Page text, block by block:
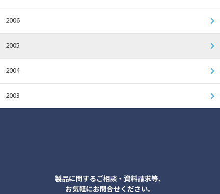
2006
2005
2004
2003
製品に関するご相談・資料請求等、
お気軽にお問合せください。